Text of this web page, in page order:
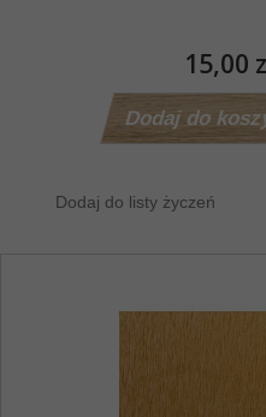
15,00
Dodaj do
Dodaj do listy życzeń